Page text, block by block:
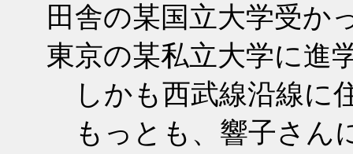
田舎の某国立大学受か
東京の某私立大学に進
しかも西武線沿線に
もっとも、響子さん